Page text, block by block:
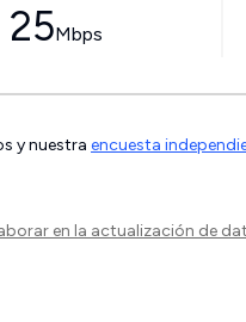
25Mbps
y nuestra encuesta
en la actualización de